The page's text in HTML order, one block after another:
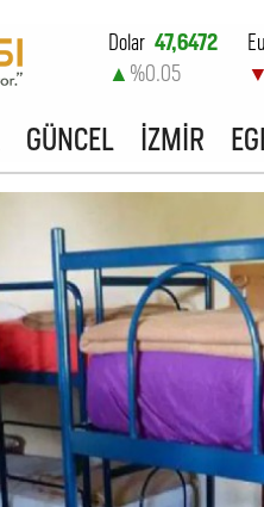
Dolar 47,6472
▲ %0.05
▼
%0.7
GÜNCEL İZMİR